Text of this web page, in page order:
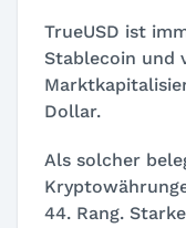
TrueUSD ist
Stablecoin und
Dollar.
Als solcher
44. Rang.